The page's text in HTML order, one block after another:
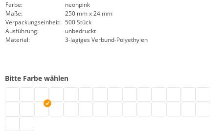
Farbe:
neonpink
Maße:
250 mm x 24 mm
Verpackungseinheit: 500 Stück
Ausführung:
unbedruckt
Material:
3-lagiges Verbund-Polyethylen
Bitte Farbe wählen
Plastik Einlassbänder | grün
Plastik Einlassbänder | metallicgrün
Plastik Einlassbänder | neonpink
Plastik Einlassbänder | pink